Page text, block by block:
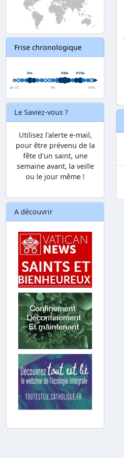
Frise chronologique
Le Saviez-vous ?
Utilisez l'alerte e-mail,
pour être prévenu de la
fête d'un saint, une
semaine avant, la veille
ou le jour même !
A découvrir